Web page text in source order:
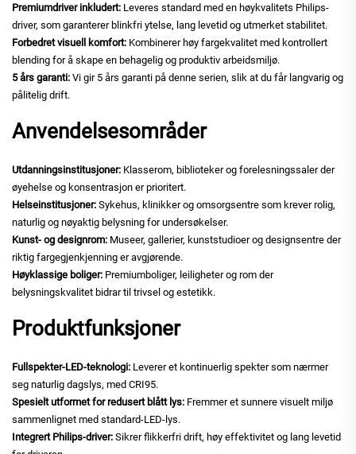
Premiumdriver inkludert: Leveres standard med en høykvalitets Philips-
driver, som garanterer blinkfri ytelse, lang levetid og utmerket stabilitet.
Forbedret visuell komfort: Kombinerer høy fargekvalitet med kontrollert
blending for å skape en behagelig og produktiv arbeidsmiljø.
5 års garanti: Vi gir 5 års garanti på denne serien, slik at du får langvarig og
pålitelig drift.
Anvendelsesområder
Utdanningsinstitusjoner: Klasserom, biblioteker og forelesningssaler der
øyehelse og konsentrasjon er prioritert.
Helseinstitusjoner: Sykehus, klinikker og omsorgsentre som krever rolig,
naturlig og nøyaktig belysning for undersøkelser.
Kunst- og designrom: Museer, gallerier, kunststudioer og designsentre der
riktig fargegjenkjenning er avgjørende.
Høyklassige boliger: Premiumboliger, leiligheter og rom der
belysningskvalitet bidrar til trivsel og estetikk.
Produktfunksjoner
Fullspekter-LED-teknologi: Leverer et kontinuerlig spekter som nærmer
seg naturlig dagslys, med CRI95.
Spesielt utformet for redusert blått lys: Fremmer et sunnere visuelt miljø
sammenlignet med standard-LED-lys.
Integrert Philips-driver: Sikrer flikkerfri drift, høy effektivitet og lang levetid